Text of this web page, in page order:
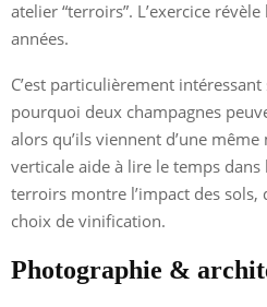
atelier “terroirs”. L’exercice
années.
C’est particulièrement
pourquoi deux champagnes
alors qu’ils viennent d’une
verticale aide à lire le temps dans
terroirs montre l’impact des sols,
choix de vinification.
Photographie &